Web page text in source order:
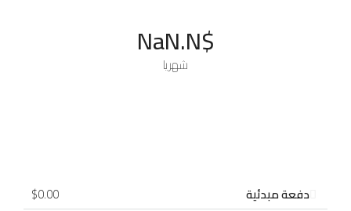
$NaN.N
شهريا
دفعة مبدئية
$0.00